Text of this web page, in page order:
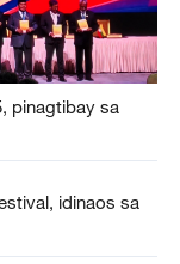
pinagtibay sa
idinaos sa